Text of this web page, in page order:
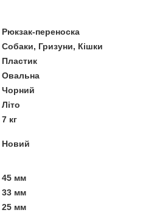
Рюкзак-переноска
Собаки, Гризуни, Кішки
Пластик
Овальна
Чорний
Літо
7 кг
Новий
45 мм
33 мм
25 мм